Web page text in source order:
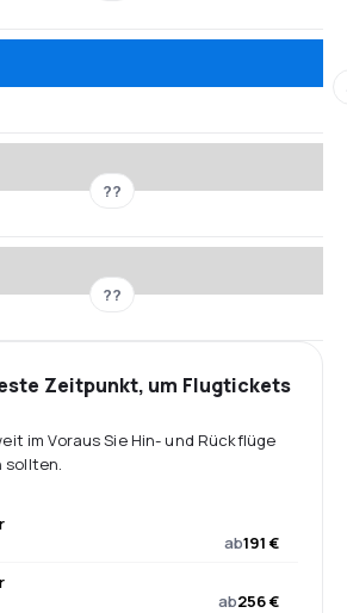
??
??
Zeitpunkt, um Flugtickets
im Voraus Sie Hin- und Rückflüge
sollten.
ab191 €
ab256 €